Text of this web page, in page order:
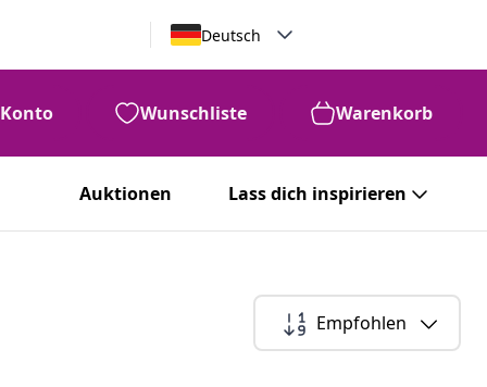
Deutsch
Konto Wunschliste Warenkorb
Auktionen Lass dich inspirieren
Empfohlen